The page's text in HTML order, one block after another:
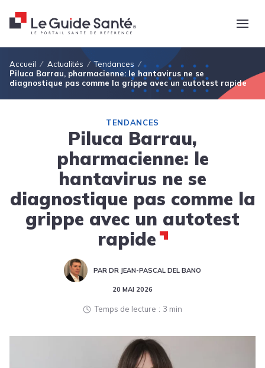
Fil d'Ariane
Accueil Actualités
Tendances
Piluca Barrau, pharmacienne: le hantavirus ne se
diagnostique pas comme la grippe avec un autotest rapide
TENDANCES
Piluca Barrau,
pharmacienne: le
hantavirus ne se
diagnostique pas comme la
grippe avec un autotest
rapide
PAR DR JEAN-PASCAL DEL BANO
20 MAI 2026
Temps de lecture 3 min